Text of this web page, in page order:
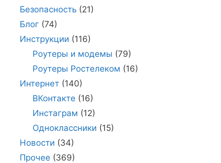
Безопасность (21)
Блог (74)
Инструкции (116)
Роутеры и модемы (79)
Роутеры Ростелеком (16)
Интернет (140)
ВКонтакте (16)
Инстаграм (12)
Одноклассники (15)
Новости (34)
Прочее (369)